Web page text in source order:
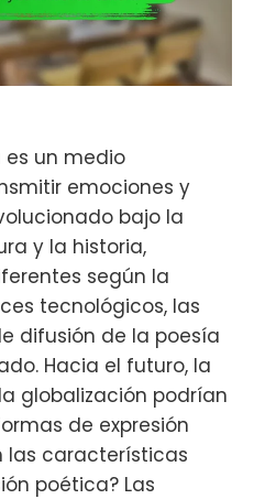
es un medio
emociones y
bajo la
y la historia,
según la
tecnológicos, las
difusión de la poesía
Hacia el futuro, la
globalización podrían
de expresión
las características
poética? Las